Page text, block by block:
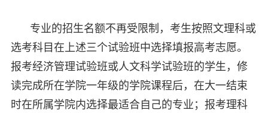
专业的招生名额不再受限制，考生按照文理科或
选考科目在上述三个试验班中选择填报高考志愿。
报考经济管理试验班或人文科学试验班的学生，修
读完成所在学院一年级的学院课程后，在大一结束
时在所属学院内选择最适合自己的专业；报考理科